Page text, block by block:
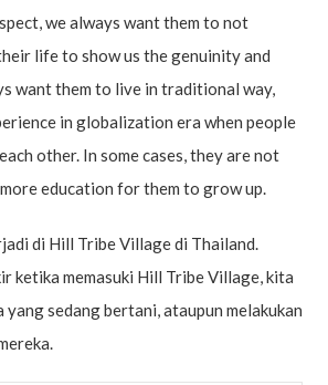
we always want them to not
life to show us the genuinity and
want them to live in traditional way,
in globalization era when people
other. In some cases, they are not
education for them to grow up.
di Hill Tribe Village di Thailand.
ketika memasuki Hill Tribe Village, kita
yang sedang bertani, ataupun melakukan